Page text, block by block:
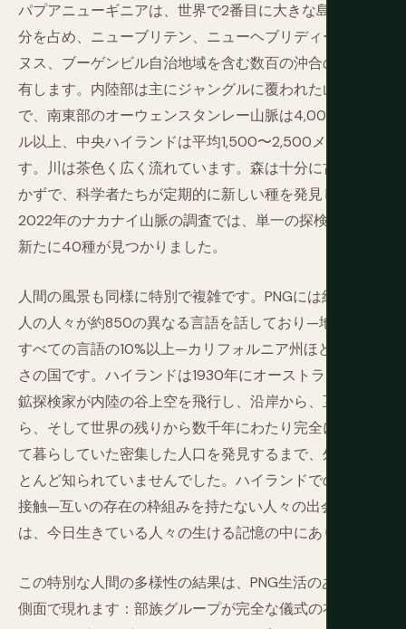
パプアニューギニアは、世界で2番目に大きな島の東半
分を占め、ニューブリテン、ニューヘブリディーズ、マ
ヌス、ブーゲンビル自治地域を含む数百の沖合の島々を
有します。内陸部は主にジャングルに覆われた山岳地帯
で、南東部のオーウェンスタンレー山脈は4,000メート
ル以上、中央ハイランドは平均1,500〜2,500メートルで
す。川は茶色く広く流れています。森は十分に古く手つ
かずで、科学者たちが定期的に新しい種を発見します。
2022年のナカナイ山脈の調査では、単一の探検で科学に
新たに40種が見つかりました。
人間の風景も同様に特別で複雑です。PNGには約10百万
人の人々が約850の異なる言語を話しており—地球上の
すべての言語の10%以上—カリフォルニア州ほどの大き
さの国です。ハイランドは1930年にオーストラリアの金
鉱探検家が内陸の谷上空を飛行し、沿岸から、互いか
ら、そして世界の残りから数千年にわたり完全に孤立し
て暮らしていた密集した人口を発見するまで、外界にほ
とんど知られていませんでした。ハイランドでの最初の
接触—互いの存在の枠組みを持たない人々の出会い—
は、今日生きている人々の生ける記憶の中にあります。
この特別な人間の多様性の結果は、PNG生活のあらゆる
側面で現れます：部族グループが完全な儀式の衣装で集